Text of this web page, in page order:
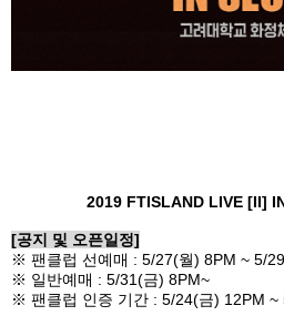
2019 FTISLAND LIVE [II]
[공지 및 오픈일정]
※ 팬클럽 선예매 : 5/27(월) 8PM ~ 5/
※ 일반예매 : 5/31(금) 8PM~
※ 팬클럽 인증 기간 : 5/24(금) 12PM ~